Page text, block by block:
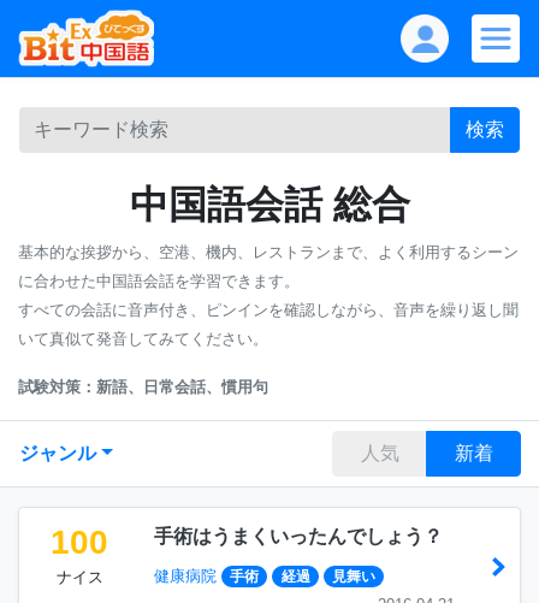
検索
中国語会話 総合
基本的な挨拶から、空港、機内、レストランまで、よく利用するシーン
に合わせた中国語会話を学習できます。
すべての会話に音声付き、ピンインを確認しながら、音声を繰り返し聞
いて真似て発音してみてください。
試験対策：新語、日常会話、慣用句
ジャンル 人気 新着
100
ナイス
手術はうまくいったんでしょう？
健康病院 手術 経過 見舞い